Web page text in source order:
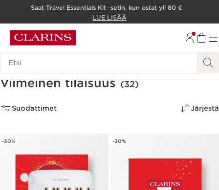
SIIRRY ALATUNNISTEESEEN
Saat Travel Essentials Kit -setin, kun ostat yli 80 €
LUE LISÄÄ
Hakuhistoria
Viimeinen tilaisuus (32)
Suodattimet Järjestä
-30% -30%